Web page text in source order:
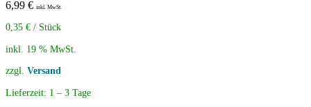
6,99 € inkl. MwSt.
0,35 € / Stück
inkl. 19 % MwSt.
zzgl. Versand
Lieferzeit: 1 – 3 Tage